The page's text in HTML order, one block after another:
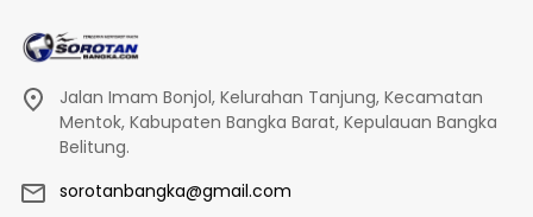
Jalan Imam Bonjol, Kelurahan Tanjung, Kecamatan
Mentok, Kabupaten Bangka Barat, Kepulauan Bangka
Belitung.
sorotanbangka@gmail.com